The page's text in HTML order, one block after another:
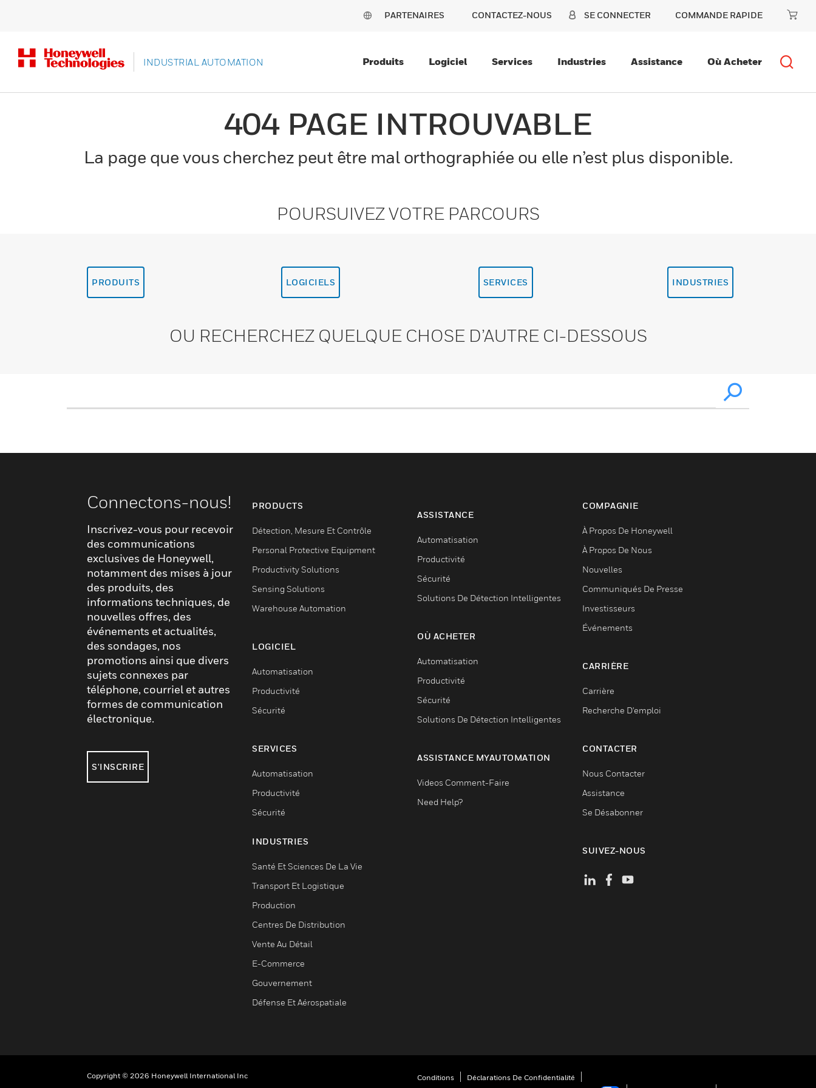
PARTENAIRES CONTACTEZ-NOUS SE CONNECTER COMMANDE RAPIDE
INDUSTRIAL AUTOMATION Produits Logiciel Services Industries Assistance Où Acheter
404 PAGE INTROUVABLE
La page que vous cherchez peut être mal orthographiée ou elle n’est plus disponible.
POURSUIVEZ VOTRE PARCOURS
PRODUITS LOGICIELS SERVICES INDUSTRIES
OU RECHERCHEZ QUELQUE CHOSE D’AUTRE CI-DESSOUS
Connectons-nous!
Inscrivez-vous pour recevoir
des communications
exclusives de Honeywell,
notamment des mises à jour
des produits, des
informations techniques, de
nouvelles offres, des
événements et actualités,
des sondages, nos
promotions ainsi que divers
sujets connexes par
téléphone, courriel et autres
formes de communication
électronique.
S'INSCRIRE
PRODUCTS
Détection, Mesure Et Contrôle
Personal Protective Equipment
Productivity Solutions
Sensing Solutions
Warehouse Automation
LOGICIEL
Automatisation
Productivité
Sécurité
SERVICES
Automatisation
Productivité
Sécurité
INDUSTRIES
Santé Et Sciences De La Vie
Transport Et Logistique
Production
Centres De Distribution
Vente Au Détail
E-Commerce
Gouvernement
Défense Et Aérospatiale
ASSISTANCE
Automatisation
Productivité
Sécurité
Solutions De Détection Intelligentes
OÙ ACHETER
Automatisation
Productivité
Sécurité
Solutions De Détection Intelligentes
ASSISTANCE MYAUTOMATION
Videos Comment-Faire
Need Help?
COMPAGNIE
À Propos De Honeywell
À Propos De Nous
Nouvelles
Communiqués De Presse
Investisseurs
Événements
CARRIÈRE
Carrière
Recherche D'emploi
CONTACTER
Nous Contacter
Assistance
Se Désabonner
SUIVEZ-NOUS
Copyright © 2026 Honeywell International Inc Conditions
Déclarations De Confidentialité